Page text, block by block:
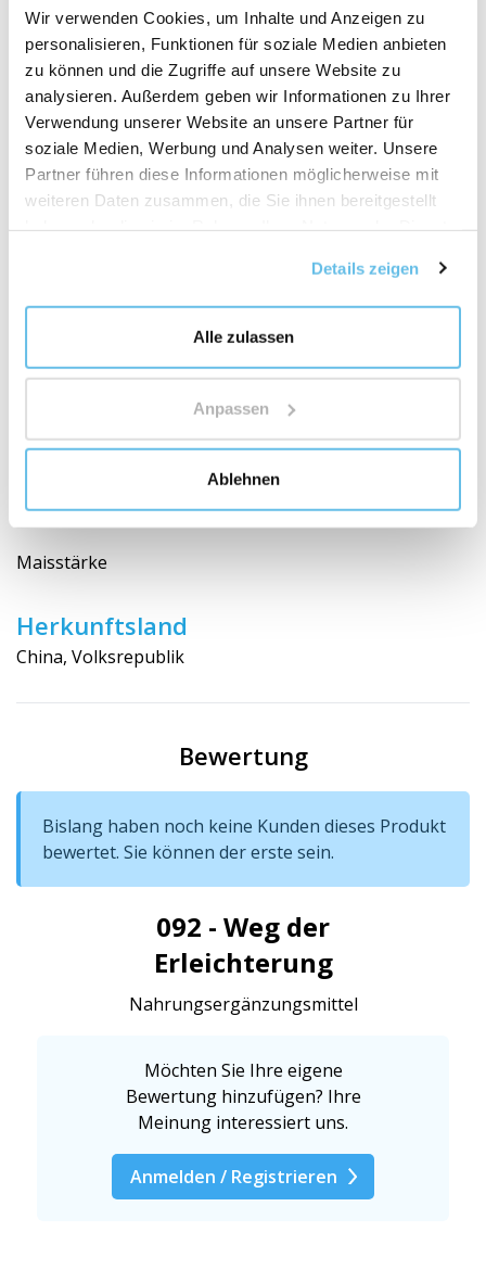
Wir verwenden Cookies, um Inhalte und Anzeigen zu
personalisieren, Funktionen für soziale Medien anbieten
zu können und die Zugriffe auf unsere Website zu
analysieren. Außerdem geben wir Informationen zu Ihrer
Verwendung unserer Website an unsere Partner für
soziale Medien, Werbung und Analysen weiter. Unsere
Partner führen diese Informationen möglicherweise mit
weiteren Daten zusammen, die Sie ihnen bereitgestellt
Details zeigen
Alle zulassen
Anpassen
Ablehnen
Konsultieren Sie vor der Anwendung immer einen
zertifizierten TCM-Therapeuten.
Zusammensetzung
Ma zi ren( Cannabis sativa Samen
– Echter
Hanf, Samen)
Citrus aurantium fructus– Bitterorangen,
Frucht)
Magnolia officinalis cortex
Armeniaca vulgaris Samen
Aprikose, Samen)
Maisstärke
Herkunftsland
China, Volksrepublik
Bewertung
Bislang haben noch keine Kunden dieses Produkt
bewertet. Sie können der erste sein.
092 - Weg der
Erleichterung
Nahrungsergänzungsmittel
Möchten Sie Ihre eigene
Bewertung hinzufügen? Ihre
Meinung interessiert uns.
Anmelden / Registrieren